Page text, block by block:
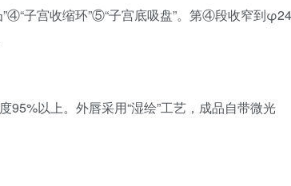
子宫收缩环”⑤“子宫底吸盘”。第④段收窄到φ24
95%以上。外唇采用“湿绘”工艺，成品自带微光